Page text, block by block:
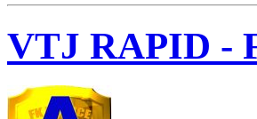
VTJ RAPID -